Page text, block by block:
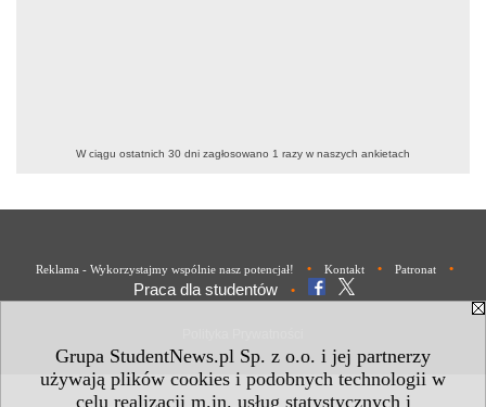
Grupa StudentNews.pl Sp. z o.o. i jej partnerzy
używają plików cookies i podobnych technologii w
celu realizacji m.in. usług statystycznych i
W ciągu ostatnich 30 dni zagłosowano 1 razy w naszych ankietach
Reklama - Wykorzystajmy wspólnie nasz potencjał! • Kontakt • Patronat •
Praca dla studentów •